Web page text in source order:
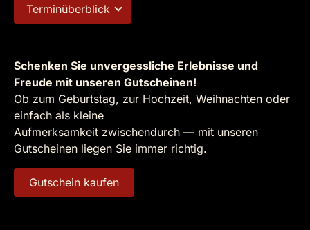
Terminüberblick
Schenken Sie unvergessliche Erlebnisse und
Freude mit unseren Gutscheinen!
Ob zum Geburtstag, zur Hochzeit, Weihnachten oder
einfach als kleine
Aufmerksamkeit zwischendurch — mit unseren
Gutscheinen liegen Sie immer richtig.
Gutschein kaufen